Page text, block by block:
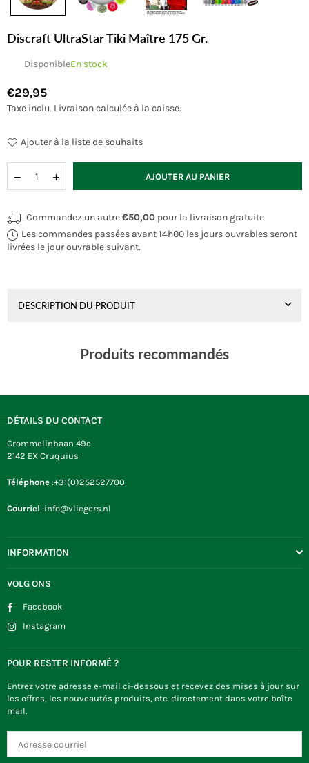
Discraft UltraStar Tiki Maître 175 Gr.
DisponibleEn stock
Prix
régulier
€29,95
Taxe inclu. Livraisoncalculée à la caisse.
Ajouter à la liste de souhaits
AJOUTER AU PANIER
Commandez un autre€50,00 pour la livraison gratuite
Les commandes passées avant 14h00 les jours ouvrables seront
livrées le jour ouvrable suivant.
DESCRIPTION DU PRODUIT
Produits recommandés
DÉTAILS DU CONTACT
Crommelinbaan 49c
2142 EX Cruquius
Téléphone :+31(0)252527700
Courriel :info@vliegers.nl
INFORMATION
VOLG ONS
Facebook
Instagram
POUR RESTER INFORMÉ ?
Entrez votre adresse e-mail ci-dessous et recevez des mises à jour sur
les offres, les nouveautés produits, etc. directement dans votre boîte
mail.